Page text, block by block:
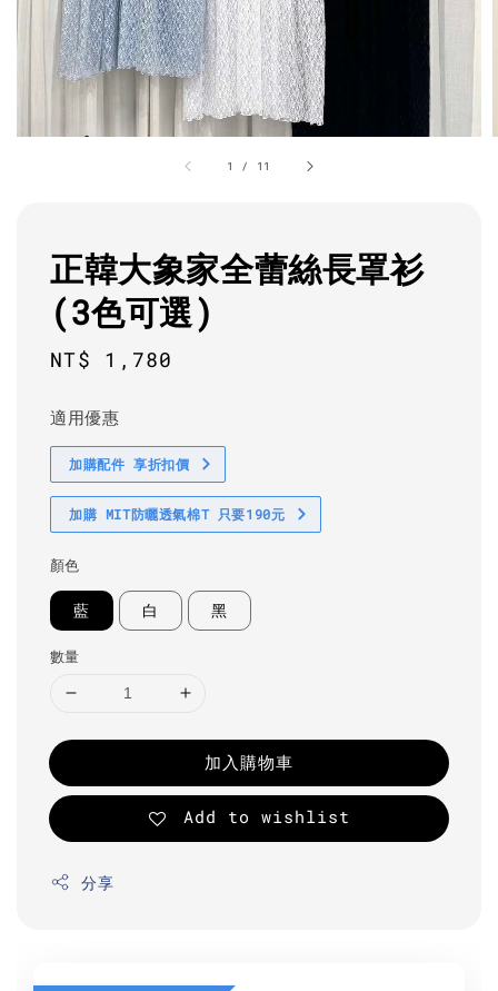
1 / 11
正韓大象家全蕾絲長罩衫
(3色可選)
Regular
NT$ 1,780
適用優惠
加購配件 享折扣價
加購 MIT防曬透氣棉T 只要190元
顏色
藍 白 黑
數量
加入購物車
Add to wishlist
分享